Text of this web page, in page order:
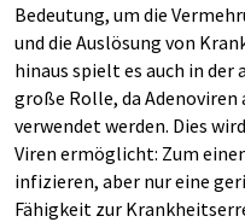
Bedeutung, um die
und die Auslösung von
hinaus spielt es auch in der
große Rolle, da
verwendet werden. Dies
Viren ermöglicht: Zum
infizieren, aber nur eine
Fähigkeit zur